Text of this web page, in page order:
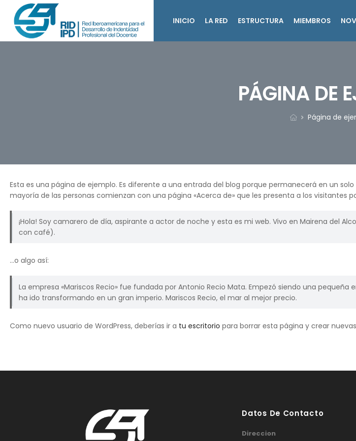
INICIO LA RED ESTRUCTURA MIEMBROS
PÁGINA DE
Página de
Esta es una página de ejemplo. Es diferente a una entrada del blog porque permanecerá en un
mayoría de las personas comienzan con una página «Acerca de» que les presenta a los visitantes
¡Hola! Soy camarero de día, aspirante a actor de noche y esta es mi web. Vivo en Mairena del
con café).
…o algo así:
La empresa «Mariscos Recio» fue fundada por Antonio Recio Mata. Empezó siendo una
ha ido transformando en un gran imperio. Mariscos Recio, el mar al mejor precio.
Como nuevo usuario de WordPress, deberías ir a tu escritorio para borrar esta página y crear
Datos De Contacto
Direccion